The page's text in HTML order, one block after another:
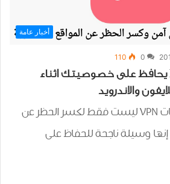
أخبار عامة
0
110
تطبيق MyPrivacy يحافظ على خصوصيتك اثناء
والاندرويد
من المعلوم أن تطبيقات VPN ليست فقط لكسر الحظر عن
وسيلة ناجحة للحفاظ على